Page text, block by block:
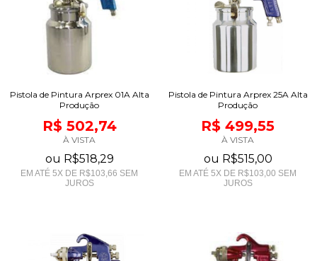
Pistola de Pintura Arprex 01A Alta
Produção
R$ 502,74
À VISTA
ou R$518,29
EM ATÉ 5X DE R$103,66 SEM
JUROS
Pistola de Pintura Arprex 25A Alta
Produção
R$ 499,55
À VISTA
ou R$515,00
EM ATÉ 5X DE R$103,00 SEM
JUROS